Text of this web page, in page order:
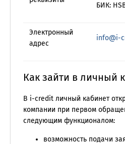
БИК:
Электронный
адрес
info@i-
Как зайти в личный
В i-credit личный кабинет
компании при первом
следующим функционалом:
возможность подачи